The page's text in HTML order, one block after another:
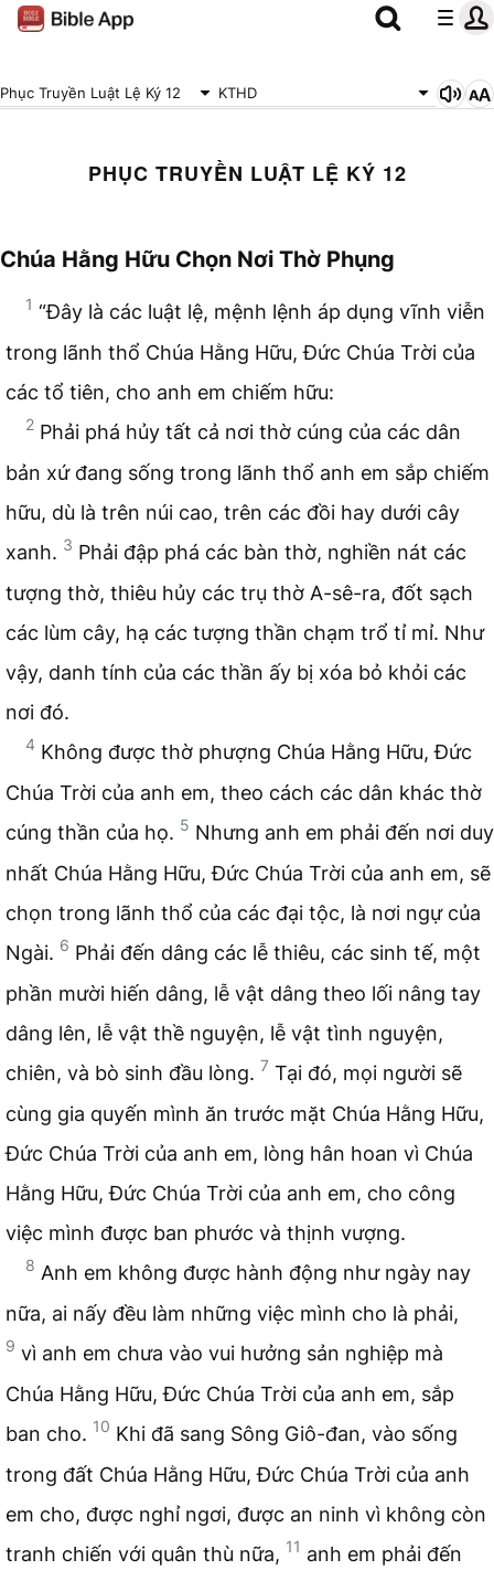
Phục Truyền Luật Lệ Ký 12 KTHD
PHỤC TRUYỀN LUẬT LỆ KÝ 12
Chúa Hằng Hữu Chọn Nơi Thờ Phụng
1 “Đây là các luật lệ, mệnh lệnh áp dụng vĩnh viễn
trong lãnh thổ Chúa Hằng Hữu, Đức Chúa Trời của
các tổ tiên, cho anh em chiếm hữu:
2 Phải phá hủy tất cả nơi thờ cúng của các dân
bản xứ đang sống trong lãnh thổ anh em sắp chiếm
hữu, dù là trên núi cao, trên các đồi hay dưới cây
xanh. 3 Phải đập phá các bàn thờ, nghiền nát các
tượng thờ, thiêu hủy các trụ thờ A-sê-ra, đốt sạch
các lùm cây, hạ các tượng thần chạm trổ tỉ mỉ. Như
vậy, danh tính của các thần ấy bị xóa bỏ khỏi các
nơi đó.
4 Không được thờ phượng Chúa Hằng Hữu, Đức
Chúa Trời của anh em, theo cách các dân khác thờ
cúng thần của họ. 5 Nhưng anh em phải đến nơi duy
nhất Chúa Hằng Hữu, Đức Chúa Trời của anh em, sẽ
chọn trong lãnh thổ của các đại tộc, là nơi ngự của
Ngài. 6 Phải đến dâng các lễ thiêu, các sinh tế, một
phần mười hiến dâng, lễ vật dâng theo lối nâng tay
dâng lên, lễ vật thề nguyện, lễ vật tình nguyện,
chiên, và bò sinh đầu lòng. 7 Tại đó, mọi người sẽ
cùng gia quyến mình ăn trước mặt Chúa Hằng Hữu,
Đức Chúa Trời của anh em, lòng hân hoan vì Chúa
Hằng Hữu, Đức Chúa Trời của anh em, cho công
việc mình được ban phước và thịnh vượng.
8 Anh em không được hành động như ngày nay
nữa, ai nấy đều làm những việc mình cho là phải,
9 vì anh em chưa vào vui hưởng sản nghiệp mà
Chúa Hằng Hữu, Đức Chúa Trời của anh em, sắp
ban cho. 10 Khi đã sang Sông Giô-đan, vào sống
trong đất Chúa Hằng Hữu, Đức Chúa Trời của anh
em cho, được nghỉ ngơi, được an ninh vì không còn
tranh chiến với quân thù nữa, 11 anh em phải đến